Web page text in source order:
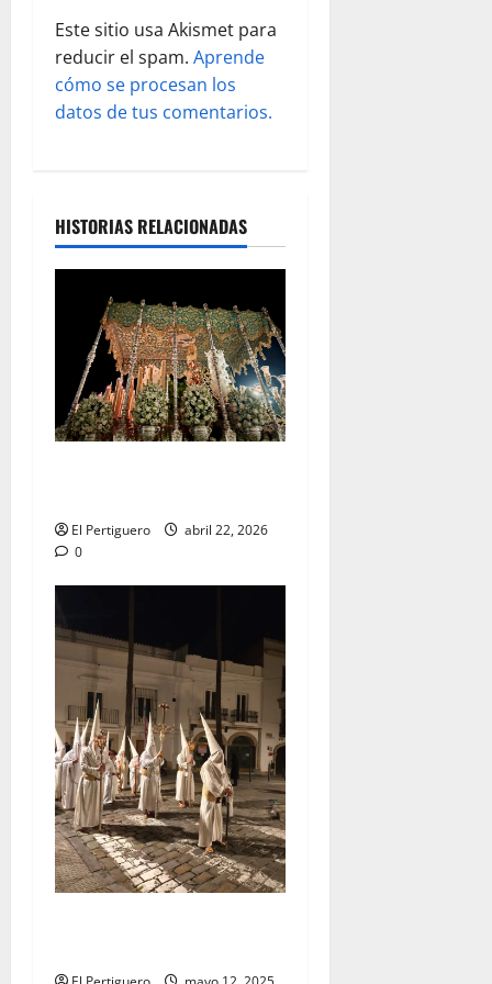
d
a
s
Este sitio usa Akismet para
reducir el spam. Aprende
cómo se procesan los
datos de tus comentarios.
HISTORIAS RELACIONADAS
El Pertiguero
abril 22, 2026
0